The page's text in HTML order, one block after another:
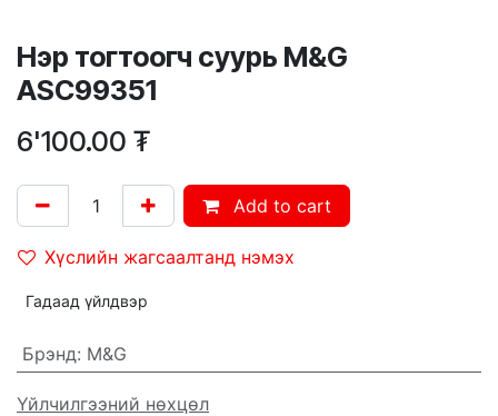
Нэр тогтоогч суурь M&G
ASC99351
6'100.00 ₮
Add to cart
Хүслийн жагсаалтанд нэмэх
Гадаад үйлдвэр
Брэнд: M&G
Үйлчилгээний нөхцөл